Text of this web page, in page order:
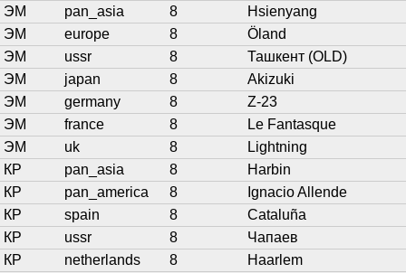
ЭМ
pan_asia 8
Hsienyang
ЭМ
europe 8
Öland
ЭМ
ussr 8
Ташкент (OLD)
ЭМ
japan 8
Akizuki
ЭМ
germany 8
Z-23
ЭМ
france 8
Le Fantasque
ЭМ
uk 8
Lightning
КР
pan_asia 8
Harbin
КР
pan_america 8
Ignacio Allende
КР
spain 8
Cataluña
КР
ussr 8
Чапаев
КР
netherlands 8
Haarlem